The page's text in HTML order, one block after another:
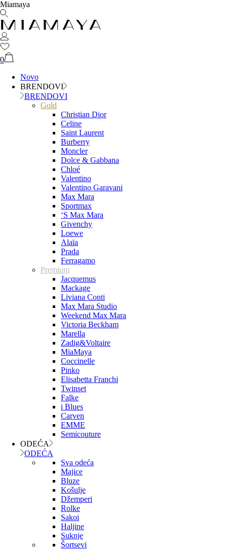
Miamaya
0
Novo
BRENDOVI
BRENDOVI
Gold
Christian Dior
Celine
Saint Laurent
Burberry
Moncler
Dolce & Gabbana
Chloé
Valentino
Valentino Garavani
Max Mara
Sportmax
‘S Max Mara
Givenchy
Loewe
Alaïa
Prada
Ferragamo
Premium
Jacquemus
Mackage
Liviana Conti
Max Mara Studio
Weekend Max Mara
Victoria Beckham
Marella
Zadig&Voltaire
MiaMaya
Coccinelle
Pinko
Elisabetta Franchi
Twinset
Falke
i Blues
Carven
EMME
Semicouture
ODEĆA
ODEĆA
Sva odeća
Majice
Bluze
Košulje
Džemperi
Rolke
Sakoi
Haljine
Suknje
Šortsevi